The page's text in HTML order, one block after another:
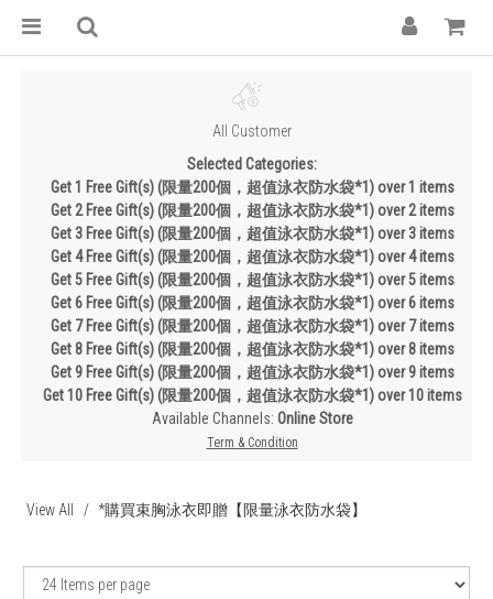
All Customer
Selected Categories:
Get 1 Free Gift(s) (限量200個，超值泳衣防水袋*1) over 1 items
Get 2 Free Gift(s) (限量200個，超值泳衣防水袋*1) over 2 items
Get 3 Free Gift(s) (限量200個，超值泳衣防水袋*1) over 3 items
Get 4 Free Gift(s) (限量200個，超值泳衣防水袋*1) over 4 items
Get 5 Free Gift(s) (限量200個，超值泳衣防水袋*1) over 5 items
Get 6 Free Gift(s) (限量200個，超值泳衣防水袋*1) over 6 items
Get 7 Free Gift(s) (限量200個，超值泳衣防水袋*1) over 7 items
Get 8 Free Gift(s) (限量200個，超值泳衣防水袋*1) over 8 items
Get 9 Free Gift(s) (限量200個，超值泳衣防水袋*1) over 9 items
Get 10 Free Gift(s) (限量200個，超值泳衣防水袋*1) over 10 items
Available Channels: Online Store
Term & Condition
View All *購買束胸泳衣即贈【限量泳衣防水袋】